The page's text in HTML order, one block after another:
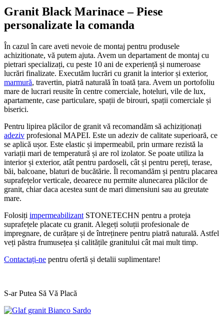
Granit Black Marinace – Piese
personalizate la comanda
În cazul în care aveti nevoie de montaj pentru produsele
achizitionate, vă putem ajuta. Avem un departament de montaj cu
pietrari specializați, cu peste 10 ani de experiență și numeroase
lucrări finalizate. Executăm lucrări cu granit la interior și exterior,
marmură, travertin, piatră naturală în toată țara. Avem un portofoliu
mare de lucrari reusite în centre comerciale, hoteluri, vile de lux,
apartamente, case particulare, spații de birouri, spații comerciale și
biserici.
Pentru lipirea plăcilor de granit vă recomandăm să achiziționați
adeziv profesional MAPEI. Este un adeziv de calitate superioară, ce
se aplică ușor. Este elastic și impermeabil, prin urmare rezistă la
variații mari de temperatură și are rol izolator. Se poate utiliza la
interior și exterior, atât pentru pardoseli, cât și pentru pereți, terase,
băi, balcoane, blaturi de bucătărie. Îl recomandăm și pentru placarea
suprafețelor verticale, deoarece nu permite alunecarea plăcilor de
granit, chiar daca acestea sunt de mari dimensiuni sau au greutate
mare.
Folosiți impermeabilizant STONETECHN pentru a proteja
suprafețele placate cu granit. Alegeți soluții profesionale de
impregnare, de curățare și de întreținere pentru piatră naturală. Astfel
veți păstra frumusețea și calitățile granitului cât mai mult timp.
Contactați-ne pentru ofertă și detalii suplimentare!
S-ar Putea Să Vă Placă